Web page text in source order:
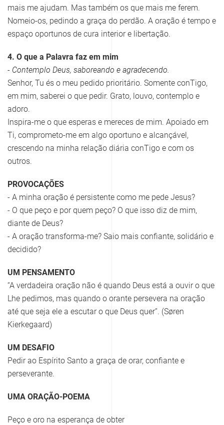
mais me ajudam. Mas também os que mais me ferem.
Nomeio-os, pedindo a graça do perdão. A oração é tempo e
espaço oportunos de cura interior e libertação.
4. O que a Palavra faz em mim
- Contemplo Deus, saboreando e agradecendo.
Senhor, Tu és o meu pedido prioritário. Somente conTigo,
em mim, saberei o que pedir. Grato, louvo, contemplo e
adoro.
Inspira-me o que esperas e mereces de mim. Apoiado em
Ti, comprometo-me em algo oportuno e alcançável,
crescendo na minha relação diária conTigo e com os
outros.
PROVOCAÇÕES
- A minha oração é persistente como me pede Jesus?
- O que peço e por quem peço? O que isso diz de mim,
diante de Deus?
- A oração transforma-me? Saio mais confiante, solidário e
decidido?
UM PENSAMENTO
“A verdadeira oração não é quando Deus está a ouvir o que
Lhe pedimos, mas quando o orante persevera na oração
até que seja ele a escutar o que Deus quer”. (Søren
Kierkegaard)
UM DESAFIO
Pedir ao Espírito Santo a graça de orar, confiante e
perseverante.
UMA ORAÇÃO-POEMA
Peço e oro na esperança de obter